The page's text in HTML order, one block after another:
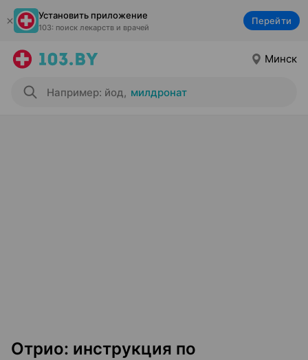
Установить приложение
103: поиск лекарств и врачей
Перейти
Минск
Например: йод, милдронат
Отрио: инструкция по